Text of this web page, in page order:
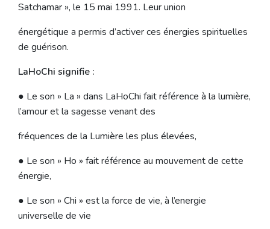
Satchamar », le 15 mai 1991. Leur union
énergétique a permis d’activer ces énergies spirituelles
de guérison.
LaHoChi signifie :
● Le son » La » dans LaHoChi fait référence à la lumière,
l’amour et la sagesse venant des
fréquences de la Lumière les plus élevées,
● Le son » Ho » fait référence au mouvement de cette
énergie,
● Le son » Chi » est la force de vie, à l’energie
universelle de vie